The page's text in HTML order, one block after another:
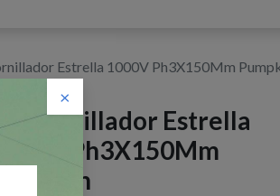
×
Estrella 1000V Ph3X150Mm
Estrella
1000V Ph3X150Mm
Pumpkin